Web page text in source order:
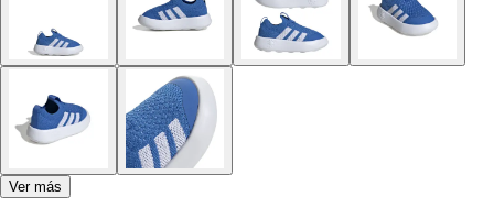
Ver más